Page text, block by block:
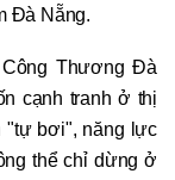
Đà Nẵng.
Thương Đà
cạnh tranh ở thị
"tự bơi", năng lực
thể chỉ dừng ở